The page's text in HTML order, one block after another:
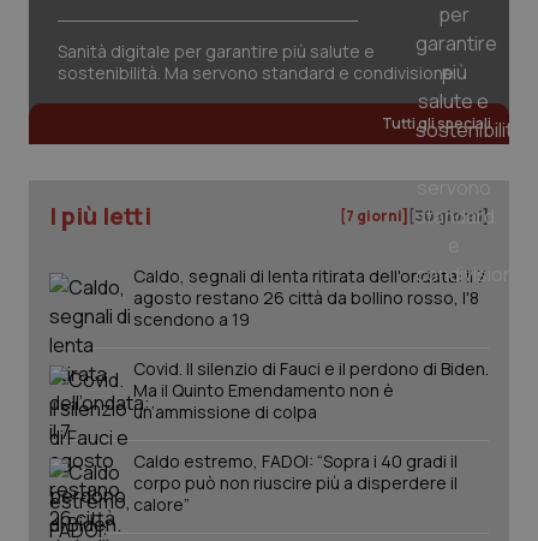
Sanità digitale per garantire più salute e
sostenibilità. Ma servono standard e condivisione
Tutti gli speciali
I più letti [7 giorni] [30 giorni]
Caldo, segnali di lenta ritirata dell'ondata: il 7
agosto restano 26 città da bollino rosso, l'8
scendono a 19
Covid. Il silenzio di Fauci e il perdono di Biden.
Ma il Quinto Emendamento non è
un’ammissione di colpa
Caldo estremo, FADOI: “Sopra i 40 gradi il
corpo può non riuscire più a disperdere il
calore”
PHPSESSID
PHP.net
www.quotidianosanita.it